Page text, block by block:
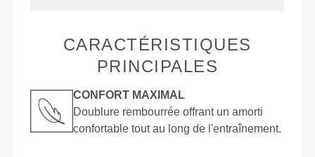
CARACTÉRISTIQUES
PRINCIPALES
CONFORT MAXIMAL
Doublure rembourrée offrant un amorti
confortable tout au long de l'entraînement.